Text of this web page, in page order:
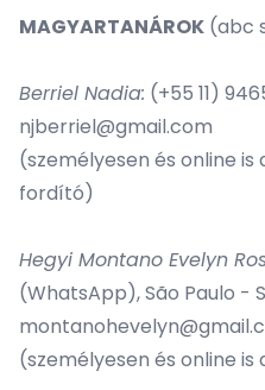
MAGYARTANÁROK (abc
Berriel Nadia: (+55 11)
njberriel@gmail.com
(személyesen és online
fordító)
Hegyi Montano Evelyn
(WhatsApp), São Paulo -
(személyesen és online